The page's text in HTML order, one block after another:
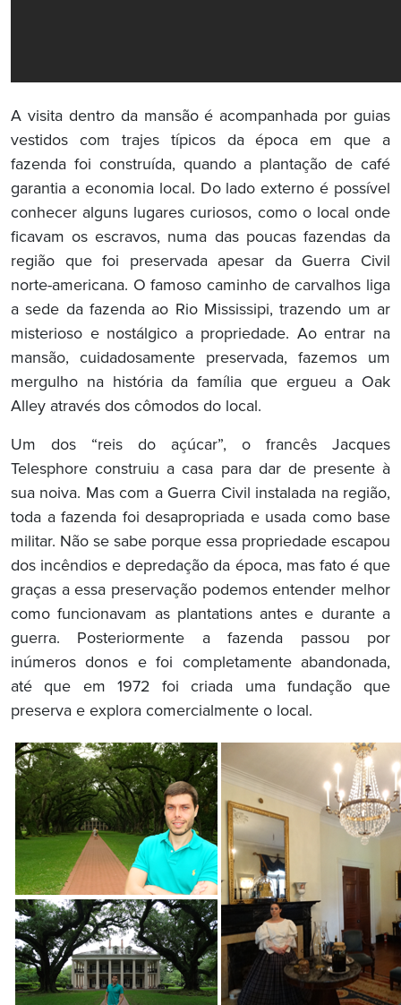
A visita dentro da mansão é acompanhada por guias
vestidos com trajes típicos da época em que a
fazenda foi construída, quando a plantação de café
garantia a economia local. Do lado externo é possível
conhecer alguns lugares curiosos, como o local onde
ficavam os escravos, numa das poucas fazendas da
região que foi preservada apesar da Guerra Civil
norte-americana. O famoso caminho de carvalhos liga
a sede da fazenda ao Rio Mississipi, trazendo um ar
misterioso e nostálgico a propriedade. Ao entrar na
mansão, cuidadosamente preservada, fazemos um
mergulho na história da família que ergueu a Oak
Alley através dos cômodos do local.
Um dos “reis do açúcar”, o francês Jacques
Telesphore construiu a casa para dar de presente à
sua noiva. Mas com a Guerra Civil instalada na região,
toda a fazenda foi desapropriada e usada como base
militar. Não se sabe porque essa propriedade escapou
dos incêndios e depredação da época, mas fato é que
graças a essa preservação podemos entender melhor
como funcionavam as plantations antes e durante a
guerra. Posteriormente a fazenda passou por
inúmeros donos e foi completamente abandonada,
até que em 1972 foi criada uma fundação que
preserva e explora comercialmente o local.